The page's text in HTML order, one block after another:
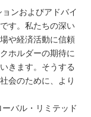
ンおよびアドバイ
す。私たちの深い
や経済活動に信頼
ホルダーの期待に
きます。そうする
会のために、より
バル・リミテッド